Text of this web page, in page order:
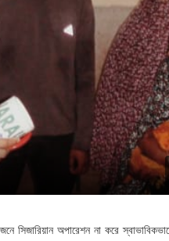
সিজারিয়ান অপারেশন না করে